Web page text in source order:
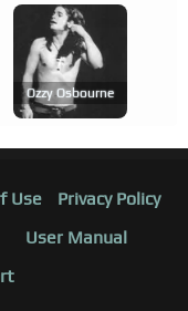
Ozzy Osbourne
Use
Privacy Policy
User Manual